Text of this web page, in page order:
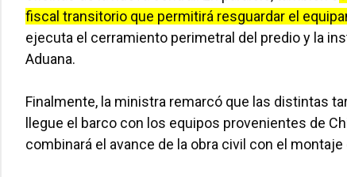
fiscal transitorio que permitirá resguardar el
ejecuta el cerramiento perimetral del predio y la
Aduana.
Finalmente, la ministra remarcó que las distintas
llegue el barco con los equipos provenientes de
combinará el avance de la obra civil con el